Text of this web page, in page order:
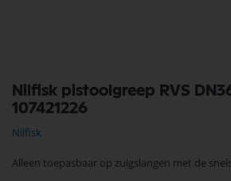
Nilfisk pistoolgreep RVS
107421226
Nilfisk
Alleen toepasbaar op zuigslangen met de
naar
het
van
afbeeldingen-